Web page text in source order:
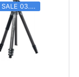
Trepiede SALE 03.06 - 31.08